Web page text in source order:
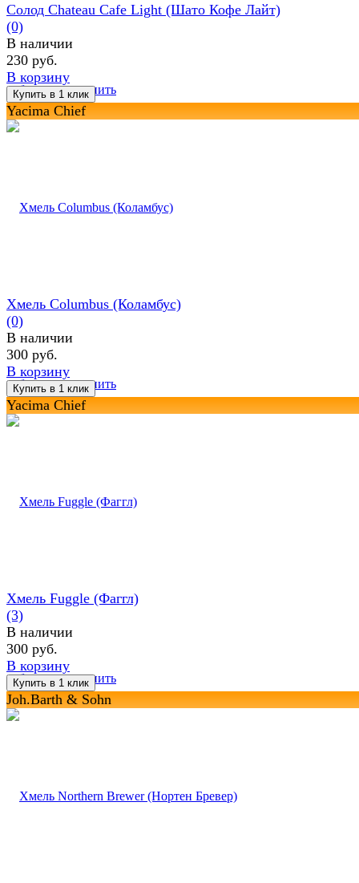
избранное сравнить
Солод Chateau Cafe Light (Шато Кофе Лайт)
(0)
В наличии
230 руб.
В корзину
Yacima Chief
избранное сравнить
Хмель Columbus (Коламбус)
(0)
В наличии
300 руб.
В корзину
Yacima Chief
избранное сравнить
Хмель Fuggle (Фаггл)
(3)
В наличии
300 руб.
В корзину
Joh.Barth & Sohn